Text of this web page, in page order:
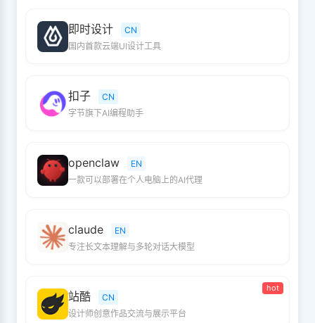
即时设计
CN
国内首款云端UI设计工具
扣子
CN
字节旗下AI编程助手
openclaw
EN
一款可以部署在个人电脑上的AI代理
claude
EN
专注长文本理解与多轮对话大模型
hot
站酷
CN
设计师创意作品交流与展示平台